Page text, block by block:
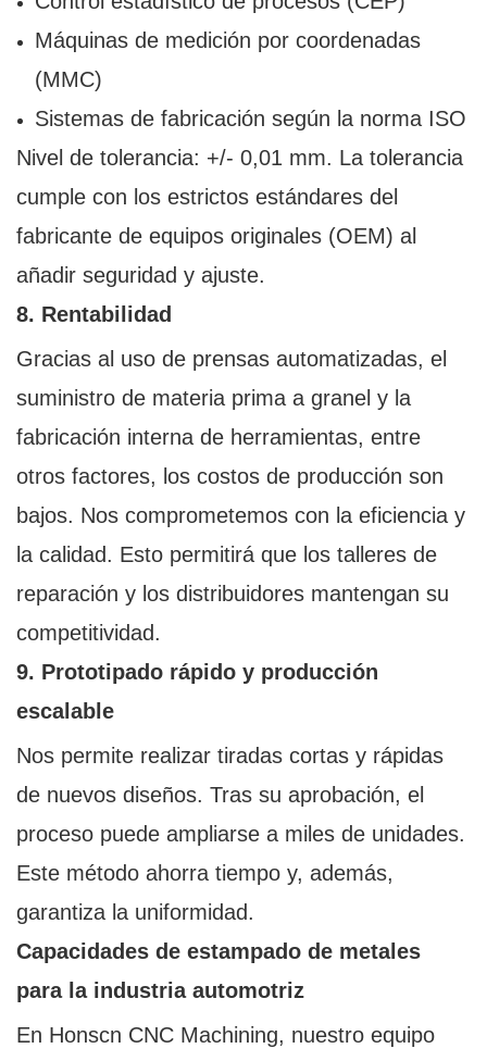
Máquinas de medición por coordenadas
(MMC)
Sistemas de fabricación según la norma ISO
Nivel de tolerancia: +/- 0,01 mm. La tolerancia
cumple con los estrictos estándares del
fabricante de equipos originales (OEM) al
añadir seguridad y ajuste.
8. Rentabilidad
Gracias al uso de prensas automatizadas, el
suministro de materia prima a granel y la
fabricación interna de herramientas, entre
otros factores, los costos de producción son
bajos. Nos comprometemos con la eficiencia y
la calidad. Esto permitirá que los talleres de
reparación y los distribuidores mantengan su
competitividad.
9. Prototipado rápido y producción
escalable
Nos permite realizar tiradas cortas y rápidas
de nuevos diseños. Tras su aprobación, el
proceso puede ampliarse a miles de unidades.
Este método ahorra tiempo y, además,
garantiza la uniformidad.
Capacidades de estampado de metales
para la industria automotriz
En Honscn CNC Machining, nuestro equipo